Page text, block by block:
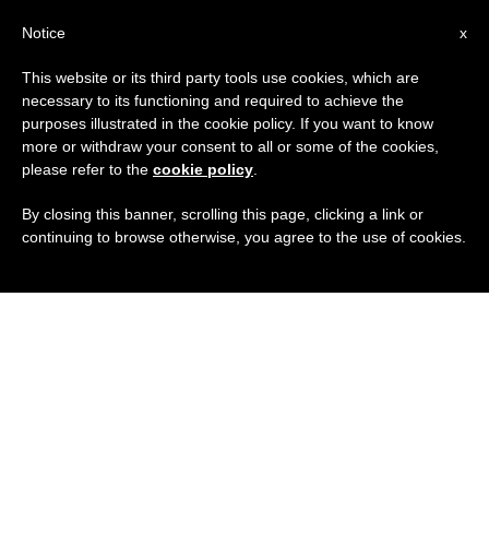
x
Notice
This website or its third party tools use cookies, which are
necessary to its functioning and required to achieve the
purposes illustrated in the cookie policy. If you want to know
more or withdraw your consent to all or some of the cookies,
please refer to the cookie policy
By closing this banner, scrolling this page, clicking a link or
continuing to browse otherwise, you agree to the use of cookies.